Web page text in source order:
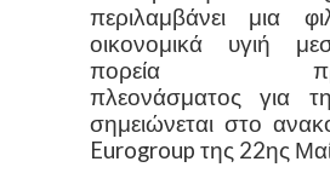
περιλαμβάνει μια
οικονομικά υγιή
πορεία
πλεονάσματος για
σημειώνεται στο
Eurogroup της 22ης